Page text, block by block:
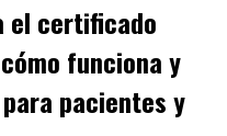
el certificado
funciona y
pacientes y